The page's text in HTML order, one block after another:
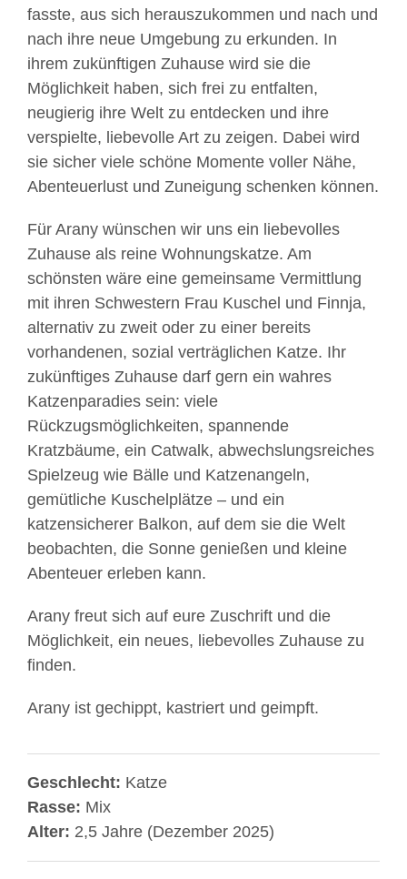
fasste, aus sich herauszukommen und nach und
nach ihre neue Umgebung zu erkunden. In
ihrem zukünftigen Zuhause wird sie die
Möglichkeit haben, sich frei zu entfalten,
neugierig ihre Welt zu entdecken und ihre
verspielte, liebevolle Art zu zeigen. Dabei wird
sie sicher viele schöne Momente voller Nähe,
Abenteuerlust und Zuneigung schenken können.
Für Arany wünschen wir uns ein liebevolles
Zuhause als reine Wohnungskatze. Am
schönsten wäre eine gemeinsame Vermittlung
mit ihren Schwestern Frau Kuschel und Finnja,
alternativ zu zweit oder zu einer bereits
vorhandenen, sozial verträglichen Katze. Ihr
zukünftiges Zuhause darf gern ein wahres
Katzenparadies sein: viele
Rückzugsmöglichkeiten, spannende
Kratzbäume, ein Catwalk, abwechslungsreiches
Spielzeug wie Bälle und Katzenangeln,
gemütliche Kuschelplätze – und ein
katzensicherer Balkon, auf dem sie die Welt
beobachten, die Sonne genießen und kleine
Abenteuer erleben kann.
Arany freut sich auf eure Zuschrift und die
Möglichkeit, ein neues, liebevolles Zuhause zu
finden.
Arany ist gechippt, kastriert und geimpft.
Geschlecht: Katze
Rasse: Mix
Alter: 2,5 Jahre (Dezember 2025)